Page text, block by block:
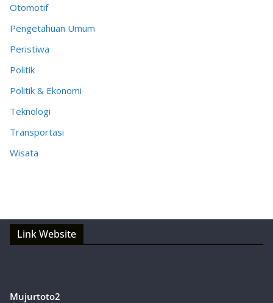
Otomotif
Pengetahuan Umum
Peristiwa
Politik
Politik & Ekonomi
Teknologi
Transportasi
Wisata
Link Website
Mujurtoto2